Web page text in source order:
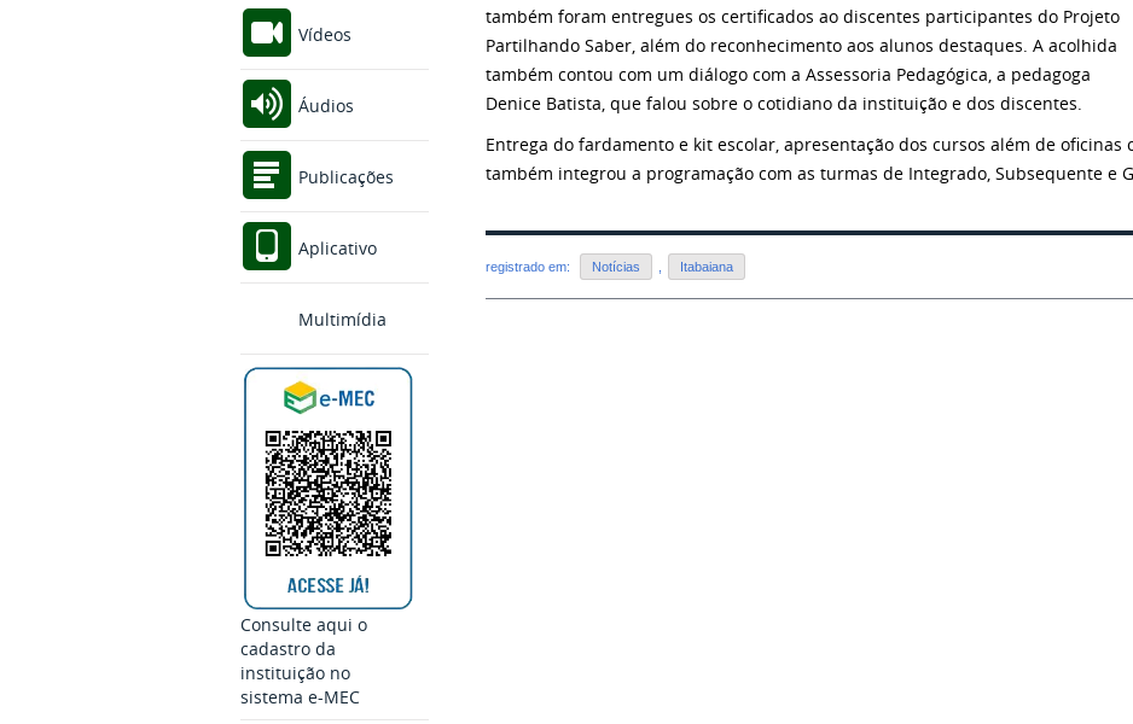
Vídeos
Áudios
Publicações
Aplicativo
Multimídia
Consulte aqui o
cadastro da
instituição no
sistema e-MEC
também foram entregues os certificados ao discentes participantes do Projeto
Partilhando Saber, além do reconhecimento aos alunos destaques. A acolhida
também contou com um diálogo com a Assessoria Pedagógica, a pedagoga
Denice Batista, que falou sobre o cotidiano da instituição e dos discentes.
Entrega do fardamento e kit escolar, apresentação dos cursos além de oficinas
também integrou a programação com as turmas de Integrado, Subsequente e
registrado em: Notícias Itabaiana